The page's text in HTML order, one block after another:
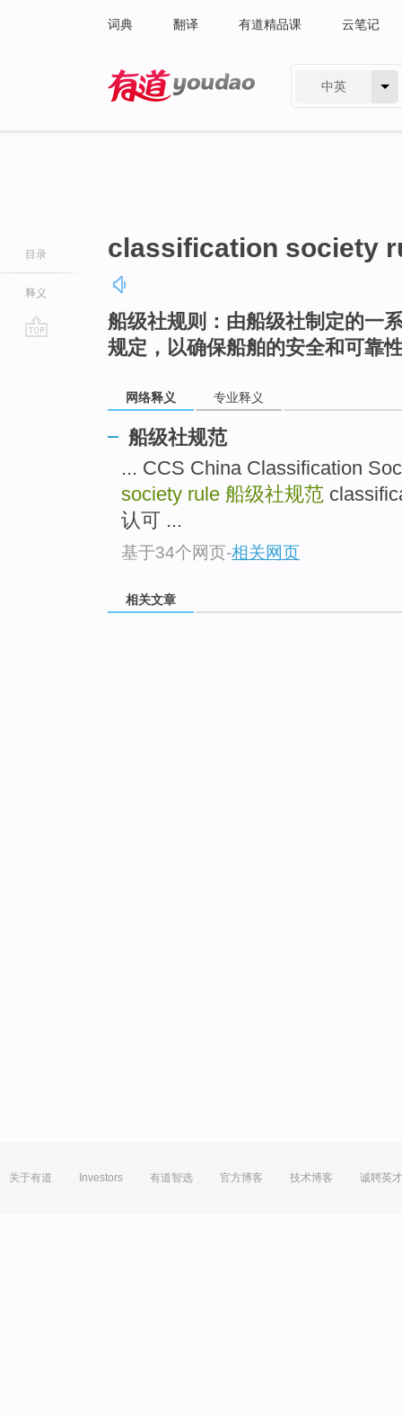
词典 翻译 有道精品课 云笔记
中英
目录
释义
classification society
船级社规则：由船级社制定的一
规定，以确保船舶的安全和可靠
网络释义 专业释义
船级社规范
... CCS China Classification
society rule 船级社规范
认可 ...
基于34个网页-相关网页
相关文章
关于有道 Investors 有道智选 官方博客 技术博客 诚聘英才